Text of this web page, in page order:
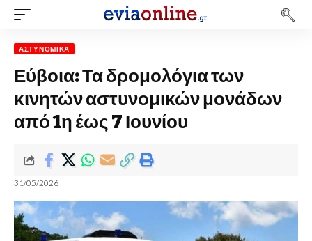
ΑΣΤΥΝΟΜΙΚΆ
Εύβοια: Τα δρομολόγια των
κινητών αστυνομικών μονάδων
από 1η έως 7 Ιουνίου
31/05/2026